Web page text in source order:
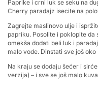
Paprike i crni luk se seku na
Cherry paradajz isecite na
Zagrejte maslinovo ulje i
papriku. Posolite i poklopite da
omekša dodati beli luk i
malo vode. Dinstati sve još
Na kraju se dodaju šećer i
verzija) – i sve se još malo